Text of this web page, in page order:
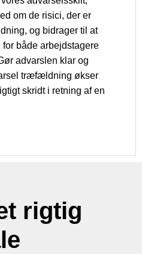
om de risici, der er
og bidrager til at
både arbejdstagere
advarslen klar og
træfældning økser
skridt i retning af en
rigtig